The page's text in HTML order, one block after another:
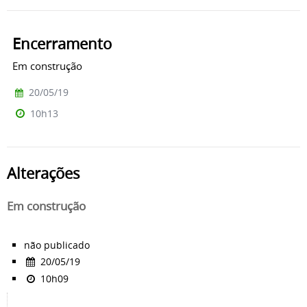
Encerramento
Em construção
20/05/19
10h13
Alterações
Em construção
não publicado
20/05/19
10h09